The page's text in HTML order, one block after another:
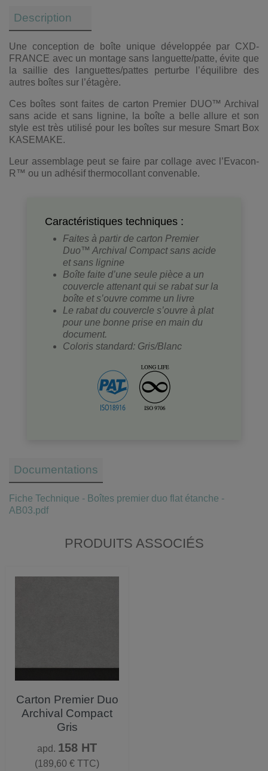
Description
Une conception de boîte unique développée par CXD-
FRANCE avec un montage sans languette/patte, évite que
la saillie des languettes/pattes perturbe l’équilibre des
autres boîtes sur l’étagère.
Ces boîtes sont faites de carton Premier DUO™ Archival
sans acide et sans lignine, la boîte a belle allure et son
style est très utilisé pour les boîtes sur mesure Smart Box
KASEMAKE.
Leur assemblage peut se faire par collage avec l’Evacon-
R™ ou un adhésif thermocollant convenable.
Caractéristiques techniques :
Faites à partir de carton Premier
Duo™ Archival Compact sans acide
et sans lignine
Boîte faite d’une seule pièce a un
couvercle attenant qui se rabat sur la
boîte et s’ouvre comme un livre
Le rabat du couvercle s’ouvre à plat
pour une bonne prise en main du
document.
Coloris standard: Gris/Blanc
Documentations
Fiche Technique - Boîtes premier duo flat étanche -
AB03.pdf
PRODUITS ASSOCIÉS
Carton Premier Duo
Archival Compact
Gris
apd. Prix
158 HT
(189,60 € TTC)